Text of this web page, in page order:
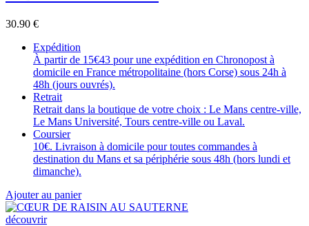
30.90 €
Expédition
À partir de 15€43 pour une expédition en Chronopost à
domicile en France métropolitaine (hors Corse) sous 24h à
48h (jours ouvrés).
Retrait
Retrait dans la boutique de votre choix : Le Mans centre-ville,
Le Mans Université, Tours centre-ville ou Laval.
Coursier
10€. Livraison à domicile pour toutes commandes à
destination du Mans et sa périphérie sous 48h (hors lundi et
dimanche).
Ajouter au panier
découvrir